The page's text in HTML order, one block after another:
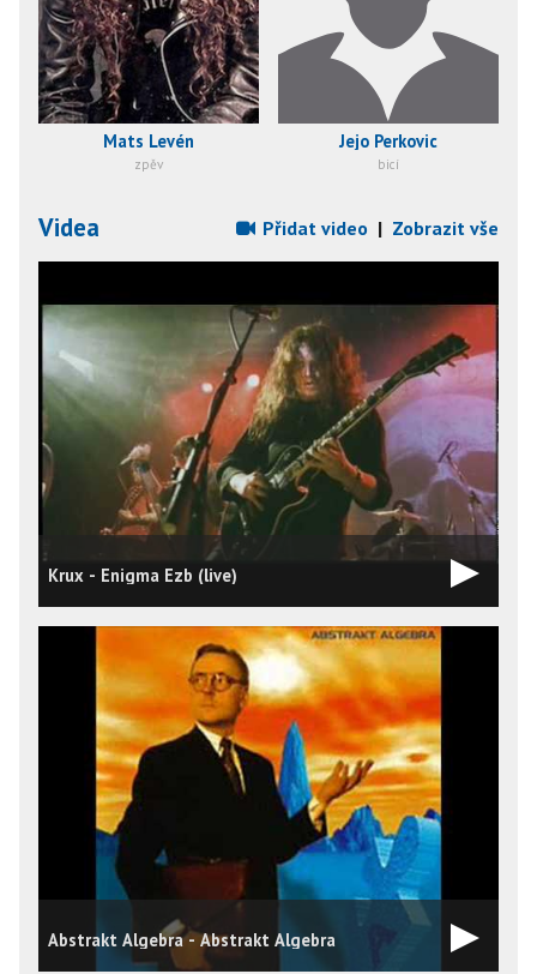
Mats Levén
zpěv
Jejo Perkovic
bicí
Videa Přidat video | Zobrazit vše
Krux - Enigma Ezb (live)
Abstrakt Algebra - Abstrakt Algebra